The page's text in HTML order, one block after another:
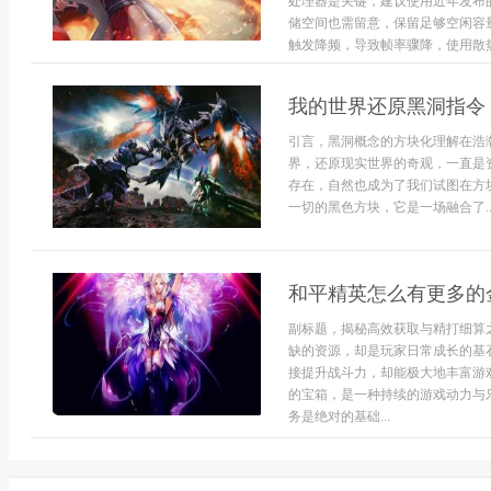
储空间也需留意，保留足够空闲
触发降频，导致帧率骤降，使用
我的世界还原黑洞指
引言，黑洞概念的方块化理解在
界，还原现实世界的奇观，一直
存在，自然也成为了我们试图在
一切的黑色方块，它是一场融合了
和平精英怎么有更多
副标题，揭秘高效获取与精打细
缺的资源，却是玩家日常成长的
接提升战斗力，却能极大地丰富
的宝箱，是一种持续的游戏动力
务是绝对的基础...